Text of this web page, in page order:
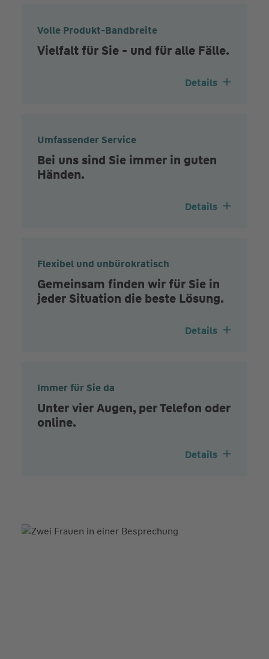
Volle Produkt-Bandbreite
Vielfalt für Sie - und für alle Fälle.
Details
Umfassender Service
Bei uns sind Sie immer in guten
Händen.
Details
Flexibel und unbürokratisch
Gemeinsam finden wir für Sie in
jeder Situation die beste Lösung.
Details
Immer für Sie da
Unter vier Augen, per Telefon oder
online.
Details